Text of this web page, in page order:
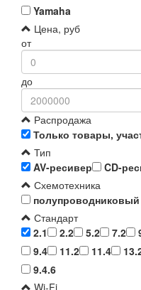
Yamaha
Цена, руб
от
до
Распродажа
Только товары,
Тип
AV-ресивер
CD-
Схемотехника
полупроводниковый
Стандарт
2.1
2.2 5.2 7.2
9.4
11.2 11.4
9.4.6
Wi-Fi